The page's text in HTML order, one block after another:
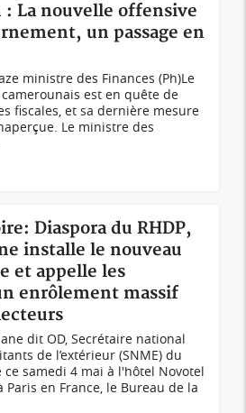
: La nouvelle offensive
un passage en
ministre des Finances (Ph)Le
est en quête de
fiscales, et sa dernière mesure
Le ministre des
Diaspora du RHDP,
installe le nouveau
et appelle les
enrôlement massif
dit OD, Secrétaire national
de l’extérieur (SNME) du
ce samedi 4 mai à l'hôtel Novotel
Paris en France, le Bureau de la